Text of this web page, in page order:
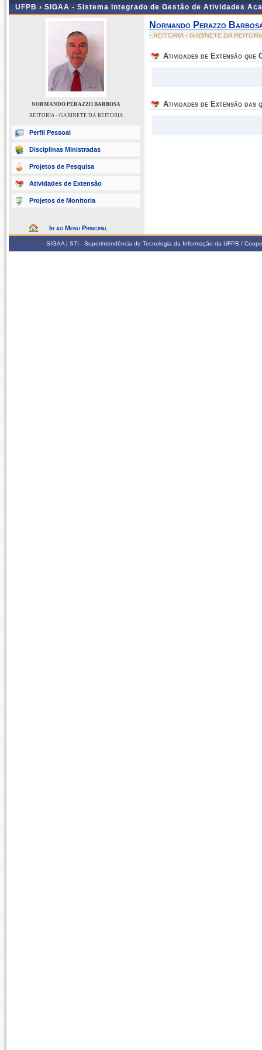
UFPB › SIGAA - Sistema Integrado de Gestão de Atividades
NORMANDO PERAZZO BARBOSA
REITORIA - GABINETE DA REITORIA
Perfil Pessoal
Disciplinas Ministradas
Projetos de Pesquisa
Atividades de Extensão
Projetos de Monitoria
Ir ao Menu Principal
Normando Perazzo
- REITORIA - GABINETE DA
Atividades de Extensão que
Atividades de Extensão das
SIGAA | STI - Superintendência de Tecnologia da Informação da UFPB /